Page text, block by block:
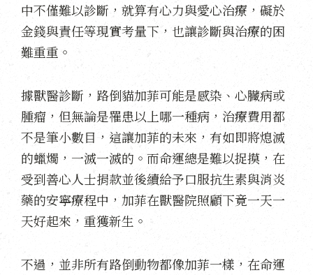
中不僅難以診斷，就算有心力與愛心治療，礙於
金錢與責任等現實考量下，也讓診斷與治療的困
難重重。
據獸醫診斷，路倒貓加菲可能是感染、心臟病或
腫瘤，但無論是罹患以上哪一種病，治療費用都
不是筆小數目，這讓加菲的未來，有如即將熄滅
的蠟燭，一滅一滅的。而命運總是難以捉摸，在
受到善心人士捐款並後續給予口服抗生素與消炎
藥的安寧療程中，加菲在獸醫院照顧下竟一天一
天好起來，重獲新生。
不過，並非所有路倒動物都像加菲一樣，在命運